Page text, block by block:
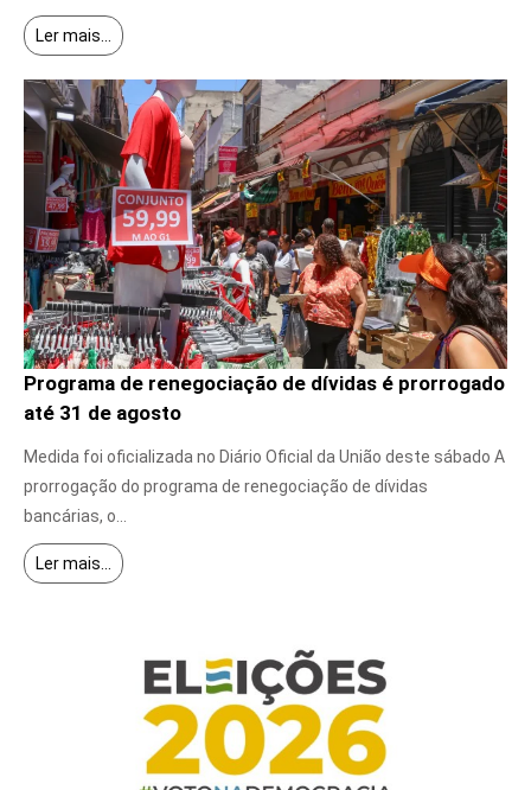
Ler mais...
Programa de renegociação de dívidas é prorrogado
até 31 de agosto
Medida foi oficializada no Diário Oficial da União deste sábado A
prorrogação do programa de renegociação de dívidas
bancárias, o...
Ler mais...